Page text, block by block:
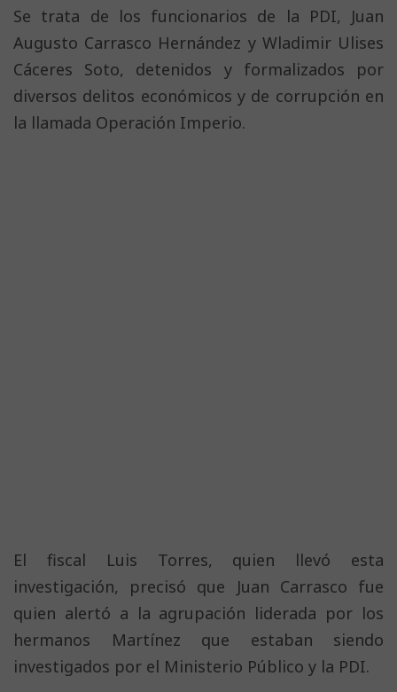
Se trata de los funcionarios de la PDI, Juan
Augusto Carrasco Hernández y Wladimir Ulises
Cáceres Soto, detenidos y formalizados por
diversos delitos económicos y de corrupción en
la llamada Operación Imperio.
El fiscal Luis Torres, quien llevó esta
investigación, precisó que Juan Carrasco fue
quien alertó a la agrupación liderada por los
hermanos Martínez que estaban siendo
investigados por el Ministerio Público y la PDI.